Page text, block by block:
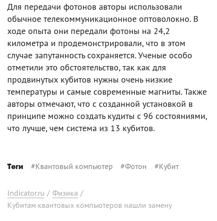
Для передачи фотонов авторы использовали
обычное телекоммуникационное оптоволокно. В
ходе опыта они передали фотоны на 24,2
километра и продемонстрировали, что в этом
случае запутанность сохраняется. Ученые особо
отметили это обстоятельство, так как для
продвинутых кубитов нужны очень низкие
температуры и самые современные магниты. Также
авторы отмечают, что с созданной установкой в
принципе можно создать кудиты с 96 состояниями,
что лучше, чем система из 13 кубитов.
Теги #Квантовый компьютер #Фотон #Кубит
Indicator.ru / Физика /
Кубитам квантовых компьютеров нашли замену